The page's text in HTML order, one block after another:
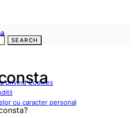
privind Cookies
cu caracter personal
SEARCH